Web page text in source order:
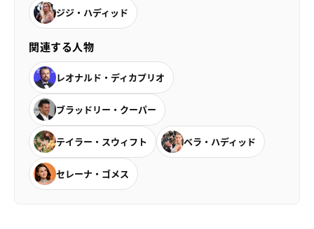
ジジ・ハディッド
関連する人物
レオナルド・ディカプリオ
ブラッドリー・クーパー
テイラー・スウィフト ベラ・ハディッド
セレーナ・ゴメス